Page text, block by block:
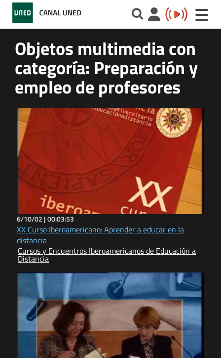
Toggle
Objetos multimedia con
categoría: Preparación y
empleo de profesores
6/10/02 |00:03:53
XX Curso Iberoamericano: Aprender a educar en la
distancia
Cursos y Encuentros Iberoamericanos de Educación a
Distancia